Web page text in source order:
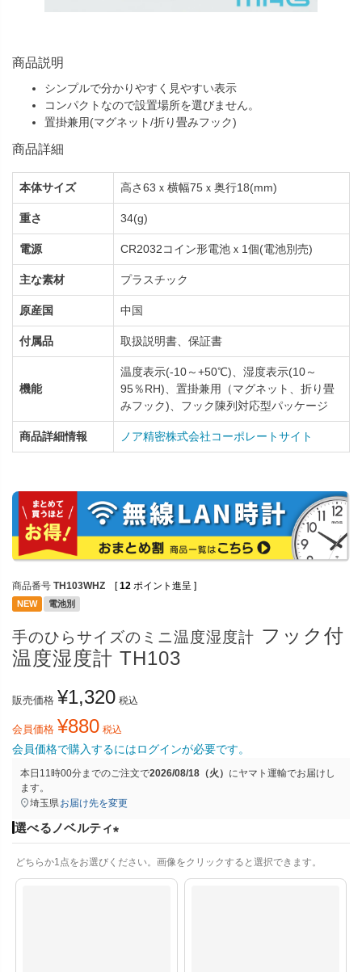
商品説明
シンプルで分かりやすく見やすい表示
コンパクトなので設置場所を選びません。
置掛兼用(マグネット/折り畳みフック)
商品詳細
本体サイズ 高さ63ｘ横幅75ｘ奥行18(mm)
重さ 34(g)
電源 CR2032コイン形電池ｘ1個(電池別売)
主な素材 プラスチック
原産国 中国
付属品 取扱説明書、保証書
機能
温度表示(-10～+50℃)、湿度表示(10～
95％RH)、置掛兼用（マグネット、折り畳
みフック)、フック陳列対応型パッケージ
商品詳細情報 ノア精密株式会社コーポレートサイト
商品番号 TH103WHZ [ 12 ポイント進呈 ]
NEW 電池別
手のひらサイズのミニ温度湿度計 フック付
温度湿度計 TH103
販売価格 ¥1,320 税込
会員価格 ¥880 税込
会員価格で購入するにはログインが必要です。
本日 11時00分までのご注文で2026/08/18（火） にヤマト運輸でお届けし
ます。
埼玉県 お届け先を変更
選べるノベルティ
必
どちらか1点をお選びください。画像をクリックすると選択できます。